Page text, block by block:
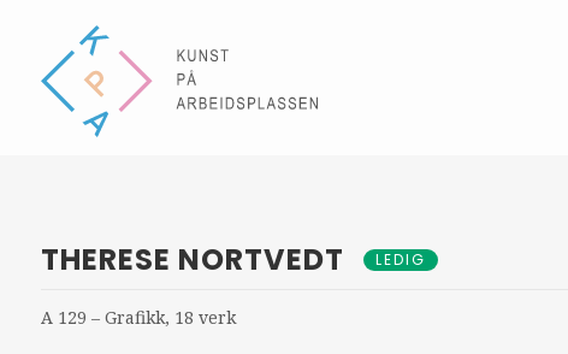
THERESE NORTVEDT LEDIG
A 129 – Grafikk, 18 verk